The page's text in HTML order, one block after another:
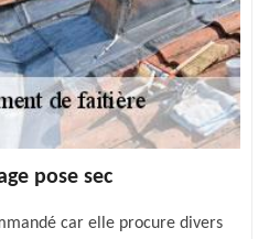
pose sec
car elle procure divers